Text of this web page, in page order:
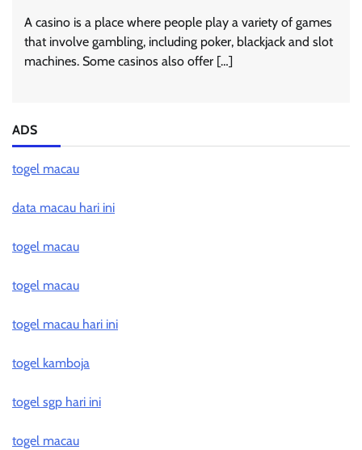
A casino is a place where people play a variety of games
that involve gambling, including poker, blackjack and slot
machines. Some casinos also offer […]
ADS
togel macau
data macau hari ini
togel macau
togel macau
togel macau hari ini
togel kamboja
togel sgp hari ini
togel macau